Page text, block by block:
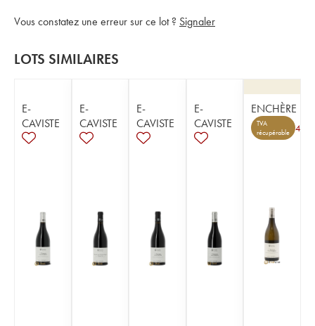
Vous constatez une erreur sur ce lot ? Signaler
LOTS SIMILAIRES
E-
CAVISTE
E-
CAVISTE
E-
CAVISTE
E-
CAVISTE
ENCHÈRE
TVA
récupérable
4